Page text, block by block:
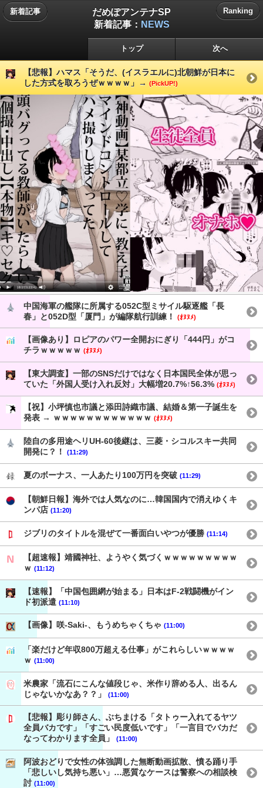
新着記事
だめぽアンテナSP
新着記事： NEWS
Ranking
トップ 次へ
【悲報】ハマス「そうだ、(イスラエルに)北朝鮮が日本に
した方式を取ろうぜｗｗｗｗ」→ (PickUP!)
中国海軍の艦隊に所属する052C型ミサイル駆逐艦「長
春」と052D型「厦門」が編隊航行訓練！
(ｵﾇﾇﾒ)
【画像あり】ロピアのパワー全開おにぎり「444円」がコ
チラｗｗｗｗｗ (ｵﾇﾇﾒ)
【東大調査】一部のSNSだけではなく日本国民全体が思っ
ていた「外国人受け入れ反対」大幅増20.7%↑56.3% (ｵﾇﾇﾒ)
【祝】小坪慎也市議と添田詩織市議、結婚＆第一子誕生を
発表 → ｗｗｗｗｗｗｗｗｗｗｗｗ (ｵﾇﾇﾒ)
陸自の多用途ヘリUH-60後継は、三菱・シコルスキー共同
開発に？！
(11:29)
夏のボーナス、一人あたり100万円を突破 (11:29)
【朝鮮日報】海外では人気なのに…韓国国内で消えゆくキ
ンパ店 (11:20)
ジブリのタイトルを混ぜて一番面白いやつが優勝 (11:14)
【超速報】靖國神社、ようやく気づくｗｗｗｗｗｗｗｗｗ
ｗ (11:12)
【速報】「中国包囲網が始まる」日本はF-2戦闘機がイン
ド初派遣 (11:10)
【画像】咲-Saki-、もうめちゃくちゃ (11:00)
「楽だけど年収800万超える仕事」がこれらしいｗｗｗｗ
ｗ (11:00)
米農家「流石にこんな値段じゃ、米作り辞める人、出るん
じゃないかなあ？？」
(11:00)
【悲報】彫り師さん、ぶちまける「タトゥー入れてるヤツ
全員バカです」「すごい民度低いです」「一言目でバカだ
なってわかります全員」
(11:00)
阿波おどりで女性の体強調した無断動画拡散、憤る踊り手
「悲しいし気持ち悪い」…悪質なケースは警察への相談検
討 (11:00)